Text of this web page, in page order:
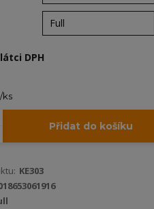
DPH
/ks
Přidat do košíku
KE303